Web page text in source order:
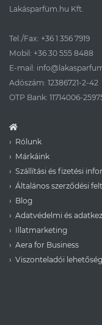
Lakásparfüm.hu Kft.
Tel./Fax: +36 1 356 7919
Mobil: +36 30 555 8488
E-mail:
Adószám: 12386721-2-42
OTP Bank: 11714006-
Rólunk
Márkáink
Szállítási és fizetési
Általános szerződési
Blog
Adatvédelmi és
Illatmarketing
Aera for Business
Viszonteladói lehetőség